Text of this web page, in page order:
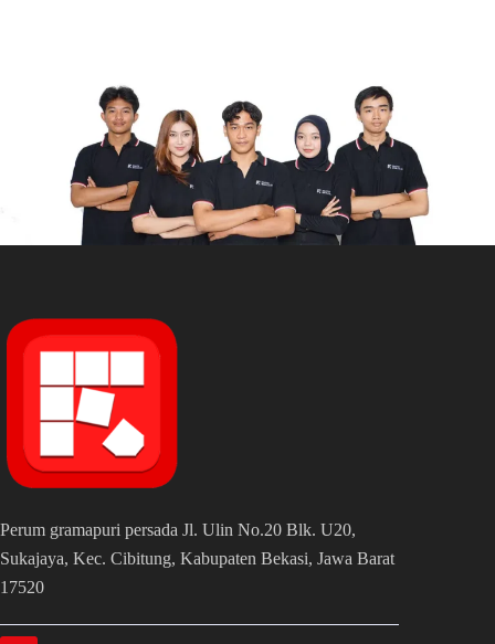
Perum gramapuri persada Jl. Ulin No.20 Blk. U20,
Sukajaya, Kec. Cibitung, Kabupaten Bekasi, Jawa Barat
17520